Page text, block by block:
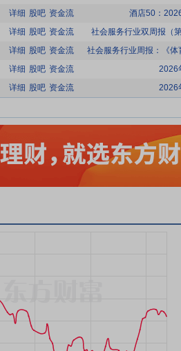
详细 股吧 资金流
酒店50：
详细 股吧 资金流
社会服务行业双周报（
详细 股吧 资金流
社会服务行业周报：《体
详细 股吧 资金流
2026
详细 股吧 资金流 2026